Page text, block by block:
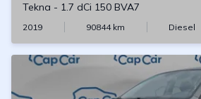
Tekna - 1.7 dCi 150 BVA7
2019 90844km Diesel